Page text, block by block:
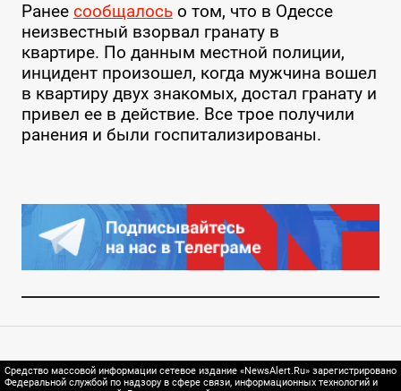
Ранее сообщалосьо том, что в Одессе
неизвестный взорвал гранату в
квартире. По данным местной полиции,
инцидент произошел, когда мужчина вошел
в квартиру двух знакомых, достал гранату и
привел ее в действие. Все трое получили
ранения и были госпитализированы.
Средство массовой информации сетевое издание «NewsAlert.Ru» зарегистрировано
Федеральной службой по надзору в сфере связи, информационных технологий и